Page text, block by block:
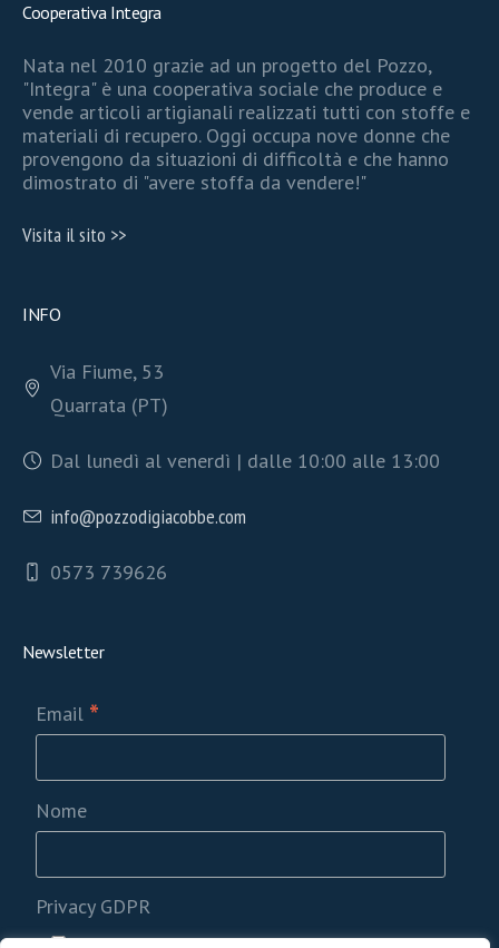
Cooperativa Integra
Nata nel 2010 grazie ad un progetto del Pozzo,
"Integra" è una cooperativa sociale che produce e
vende articoli artigianali realizzati tutti con stoffe e
materiali di recupero. Oggi occupa nove donne che
provengono da situazioni di difficoltà e che hanno
dimostrato di "avere stoffa da vendere!"
Visita il sito >>
INFO
Via Fiume, 53
Quarrata (PT)
Dal lunedì al venerdì | dalle 10:00 alle 13:00
info@pozzodigiacobbe.com
0573 739626
Newsletter
Email *
Nome
Privacy GDPR